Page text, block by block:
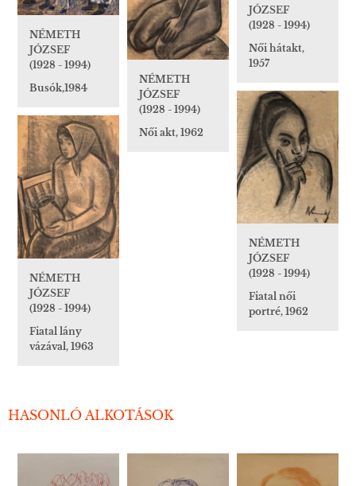
NÉMETH
JÓZSEF
(1928 - 1994)
Busók,1984
NÉMETH
JÓZSEF
(1928 - 1994)
Női akt, 1962
JÓZSEF
(1928 - 1994)
Női hátakt,
1957
NÉMETH
JÓZSEF
(1928 - 1994)
Fiatal női
portré, 1962
NÉMETH
JÓZSEF
(1928 - 1994)
Fiatal lány
vázával, 1963
HASONLÓ ALKOTÁSOK